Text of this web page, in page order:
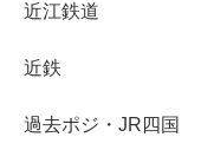
近江鉄道
近鉄
過去ポジ・JR四国